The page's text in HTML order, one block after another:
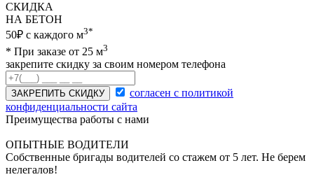
СКИДКА
НА БЕТОН
50₽ с каждого м3*
* При заказе от 25 м3
закрепите скидку за своим номером телефона
ЗАКРЕПИТЬ СКИДКУ
согласен с политикой
конфиденциальности сайта
Преимущества работы с нами
ОПЫТНЫЕ ВОДИТЕЛИ
Собственные бригады водителей со стажем от 5 лет. Не берем
нелегалов!